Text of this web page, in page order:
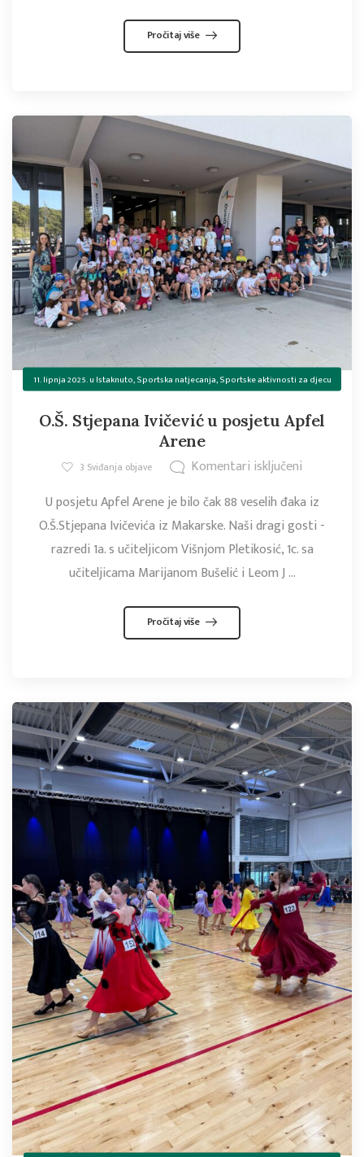
Pročitaj više
11. lipnja 2025.u Istaknuto,Sportska natjecanja,Sportske aktivnosti za djecu
O.Š. Stjepana Ivičević u posjetu Apfel
Arene
3 Sviđanja objave
Komentari isključeni
U posjetu Apfel Arene je bilo čak 88 veselih đaka iz
O.Š.Stjepana Ivičevića iz Makarske. Naši dragi gosti -
razredi 1a. s učiteljicom Višnjom Pletikosić, 1c. sa
učiteljicama Marijanom Bušelić i Leom J ...
Pročitaj više